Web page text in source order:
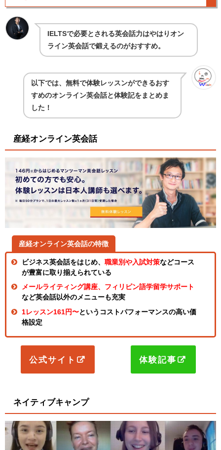
IELTSで必要とされる英会話力はやはりオン
ライン英会話で鍛えるのがおすすめ。
以下では、無料で体験レッスンができるおす
すめのオンライン英会話と体験記をまとめま
した！
産経オンライン英会話
産経オンライン英会話の特徴
ビジネス英会話をはじめ、 職業別や入試対策などコース
が豊富に取り揃えられている
メールライティング講座、フィリピン語学留学サポート
など英会話以外のメニューも充実
1レッスン161円〜というコストパフォーマンスの高い価
格設定
公式サイト 体験記事
ネイティブキャンプ